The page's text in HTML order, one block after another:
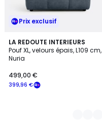
Prix exclusif
LA REDOUTE INTERIEURS
Pouf XL, velours épais, L109 cm,
Nuria
399,96 €
499,00 €
6
Couleurs